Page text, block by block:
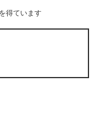
得ています